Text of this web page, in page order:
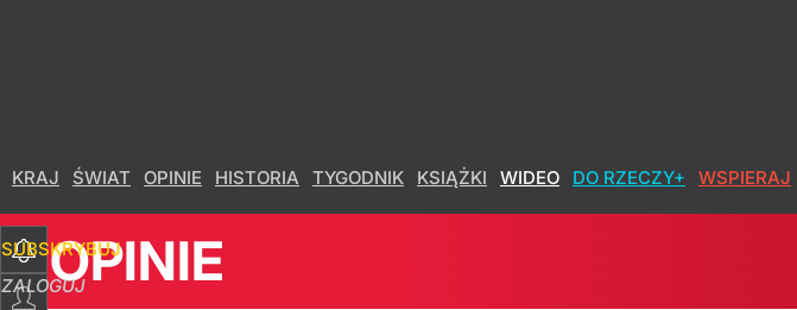
KRAJ ŚWIAT OPINIE HISTORIA TYGODNIK KSIĄŻKI WIDEO DO RZECZY+ WSPIERAJ
SUBSKRYBUJ
ZALOGUJOPINIE